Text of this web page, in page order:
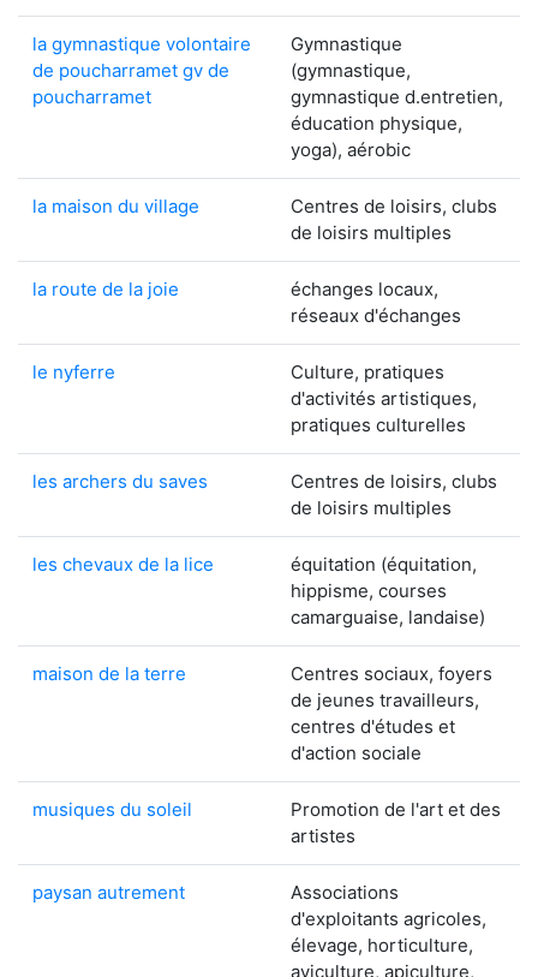
la gymnastique volontaire
de poucharramet gv de
poucharramet
Gymnastique
(gymnastique,
gymnastique d.entretien,
éducation physique,
yoga), aérobic
la maison du village
Centres de loisirs, clubs
de loisirs multiples
la route de la joie
échanges locaux,
réseaux d'échanges
le nyferre
Culture, pratiques
d'activités artistiques,
pratiques culturelles
les archers du saves
Centres de loisirs, clubs
de loisirs multiples
les chevaux de la lice
équitation (équitation,
hippisme, courses
camarguaise, landaise)
maison de la terre
Centres sociaux, foyers
de jeunes travailleurs,
centres d'études et
d'action sociale
musiques du soleil
Promotion de l'art et des
artistes
paysan autrement
Associations
d'exploitants agricoles,
élevage, horticulture,
aviculture, apiculture,